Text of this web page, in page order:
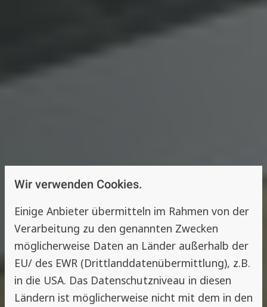
Wir verwenden Cookies.
Einige Anbieter übermitteln im Rahmen von der
Verarbeitung zu den genannten Zwecken
möglicherweise Daten an Länder außerhalb der
EU/ des EWR (Drittlanddatenübermittlung), z.B.
in die USA. Das Datenschutzniveau in diesen
Ländern ist möglicherweise nicht mit dem in den